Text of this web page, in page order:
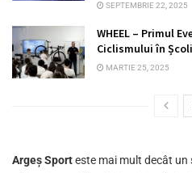
SEPTEMBRIE 22, 2025
WHEEL – Primul
Ciclismului în
MARTIE 25, 2025
Argeș Sporteste mai mult decât